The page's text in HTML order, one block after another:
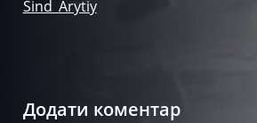
Sind_Arytiy
Додати коментар